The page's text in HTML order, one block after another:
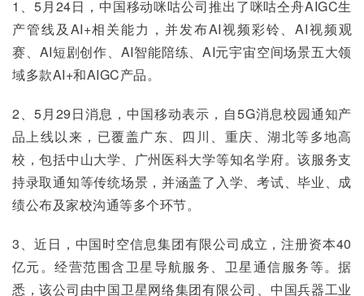
1、5月24日，中国移动咪咕公司推出了咪咕仝舟AIGC生
产管线及AI+相关能力，并发布AI视频彩铃、AI视频观
赛、AI短剧创作、AI智能陪练、AI元宇宙空间场景五大领
域多款AI+和AIGC产品。
2、5月29日消息，中国移动表示，自5G消息校园通知产
品上线以来，已覆盖广东、四川、重庆、湖北等多地高
校，包括中山大学、广州医科大学等知名学府。该服务支
持录取通知等传统场景，并涵盖了入学、考试、毕业、成
绩公布及家校沟通等多个环节。
3、近日，中国时空信息集团有限公司成立，注册资本40
亿元。经营范围含卫星导航服务、卫星通信服务等。据
悉，该公司由中国卫星网络集团有限公司、中国兵器工业